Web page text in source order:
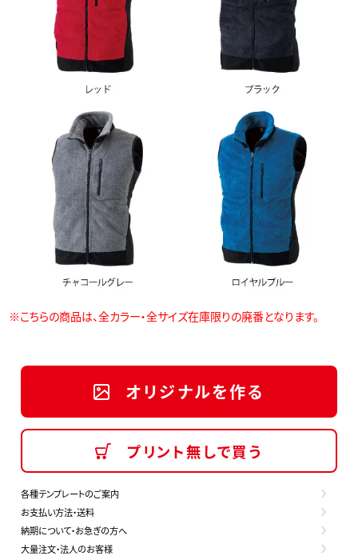
※こちらの商品は、全カラー・全サイズ在庫限りの廃番となります。
オリジナルを作る
プリント無しで買う
各種テンプレートのご案内
お支払い方法・送料
納期について・お急ぎの方へ
大量注文・法人のお客様